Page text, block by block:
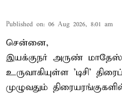
Published on: 06 Aug 2026, 8:01 am
சென்னை,
இயக்குநர் அருண்
உருவாகியுள்ள 'டிசி'
முழுவதும்